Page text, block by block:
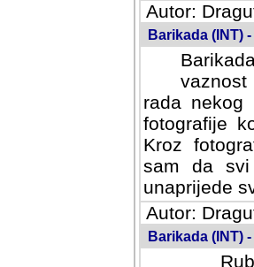
Autor:
Barikada (INT)
vaznost
rada nekog
fotografije
fotografske
svi
svoja
Autor:
Barikada (INT)